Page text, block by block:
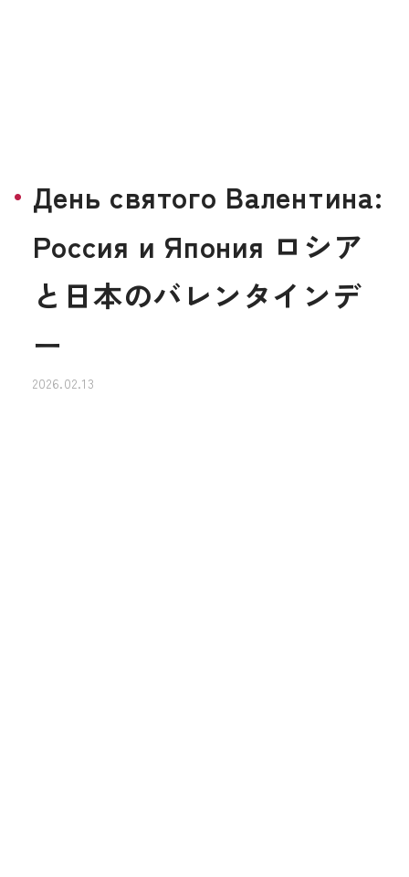
День святого Валентина:
Россия и Япония ロシア
と日本のバレンタインデ
ー
2026.02.13